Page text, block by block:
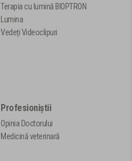
Terapia cu lumină BIOPTRON
Lumina
Vedeți Videoclipuri
Profesioniștii
Opinia Doctorului
Medicină veterinară